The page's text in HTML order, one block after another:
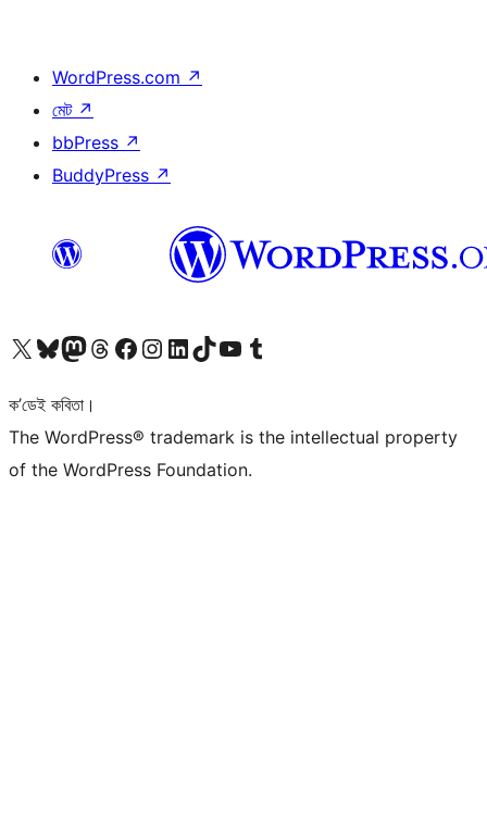
WordPress.com ↗
মেট ↗
bbPress ↗
BuddyPress ↗
আমাৰ X (আগৰ Twitter) একাউণ্টলৈ যাওকআমাৰ Bluesky একাউণ্টলৈ যাওকআমাৰ Mastodon একাউণ্টলৈ যাওকআমাৰ Threads একাউণ্টলৈ যাওকআমাৰ Facebook পৃষ্ঠালৈ যাওকআমাৰ Instagram একাউণ্টলৈ যাওকআমাৰ LinkedIn একাউণ্টলৈ যাওকআমাৰ TikTok একাউণ্টলৈ যাওকআমাৰ YouTube চেনেললৈ যাওকআমাৰ Tumblr একাউণ্টলৈ যাওক
ক’ডেই কবিতা।
The WordPress® trademark is the intellectual property
of the WordPress Foundation.